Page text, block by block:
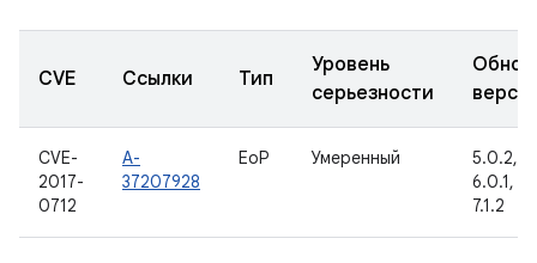
CVE Ссылки Тип
Уровень
серьезности
CVE-
2017-
0712
A-
37207928
EoP Умеренный
5.0.2,
6.0.1,
7.1.2